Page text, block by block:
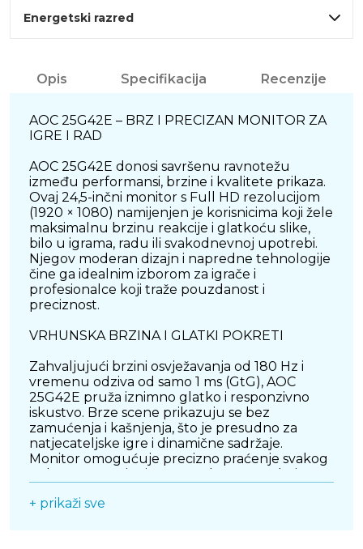
Energetski razred
Opis Specifikacija Recenzije
AOC 25G42E – BRZ I PRECIZAN MONITOR ZA
IGRE I RAD
AOC 25G42E donosi savršenu ravnotežu
između performansi, brzine i kvalitete prikaza.
Ovaj 24,5-inčni monitor s Full HD rezolucijom
(1920 × 1080) namijenjen je korisnicima koji žele
maksimalnu brzinu reakcije i glatkoću slike,
bilo u igrama, radu ili svakodnevnoj upotrebi.
Njegov moderan dizajn i napredne tehnologije
čine ga idealnim izborom za igrače i
profesionalce koji traže pouzdanost i
preciznost.
VRHUNSKA BRZINA I GLATKI POKRETI
Zahvaljujući brzini osvježavanja od 180 Hz i
vremenu odziva od samo 1 ms (GtG), AOC
25G42E pruža iznimno glatko i responzivno
iskustvo. Brze scene prikazuju se bez
zamućenja i kašnjenja, što je presudno za
natjecateljske igre i dinamične sadržaje.
Monitor omogućuje precizno praćenje svakog
+ prikaži sve